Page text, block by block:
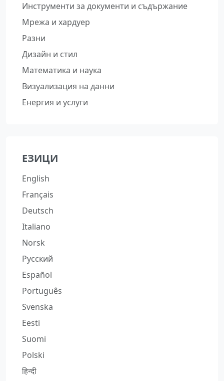
Инструменти за документи и съдържание
Мрежа и хардуер
Разни
Дизайн и стил
Математика и наука
Визуализация на данни
Енергия и услуги
ЕЗИЦИ
English
Français
Deutsch
Italiano
Norsk
Русский
Español
Português
Svenska
Eesti
Suomi
Polski
हिन्दी